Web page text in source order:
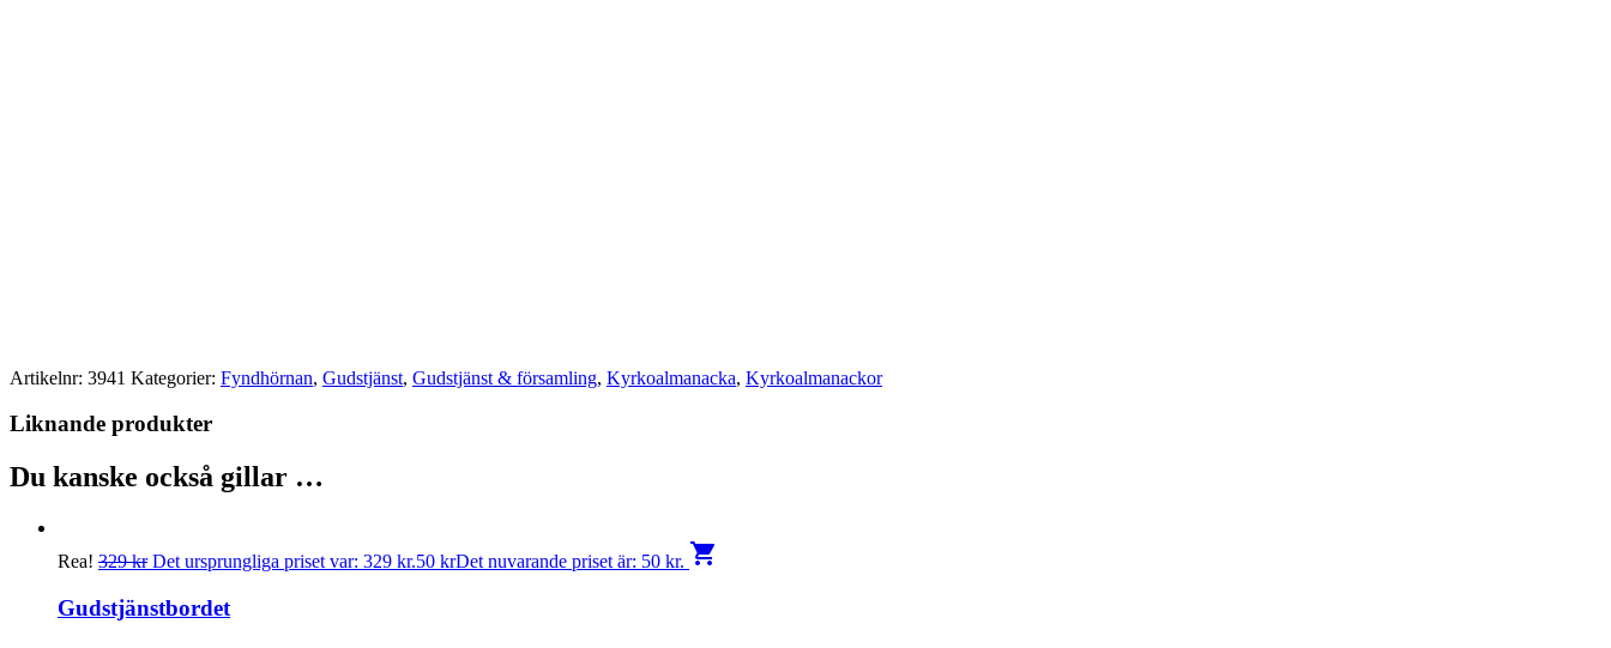
Artikelnr: 3941 Kategorier: Fyndhörnan, Gudstjänst, Gudstjänst & församling, Kyrkoalmanacka, Kyrkoalmanackor
Liknande produkter
Du kanske också gillar …
Rea! 329kr Det ursprungliga priset var: 329 kr.50 krDet nuvarande priset är: 50 kr. shopping_cart
Gudstjänstbordet